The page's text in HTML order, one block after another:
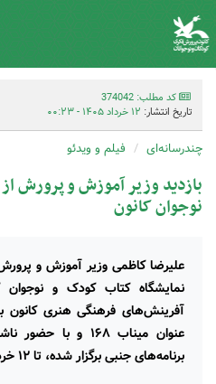
کد مطلب: 374042
تاریخ انتشار: ۱۲ خرداد ۱۴۰۵ - ۰۰:۲۳
چندرسانه‌ای فیلم و ویدئو
بازدید وزیر آموزش و پرورش
نوجوان کانون
نمایشگاه کتاب کودک و
آفرینش‌های فرهنگی هنری کانون
عنوان میناب ۱۶۸
برنامه‌های جنبی برگزار شده، تا ۱۲ خرداد ادامه دارد.